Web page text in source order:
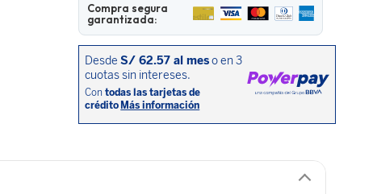
Compra segura
garantizada: